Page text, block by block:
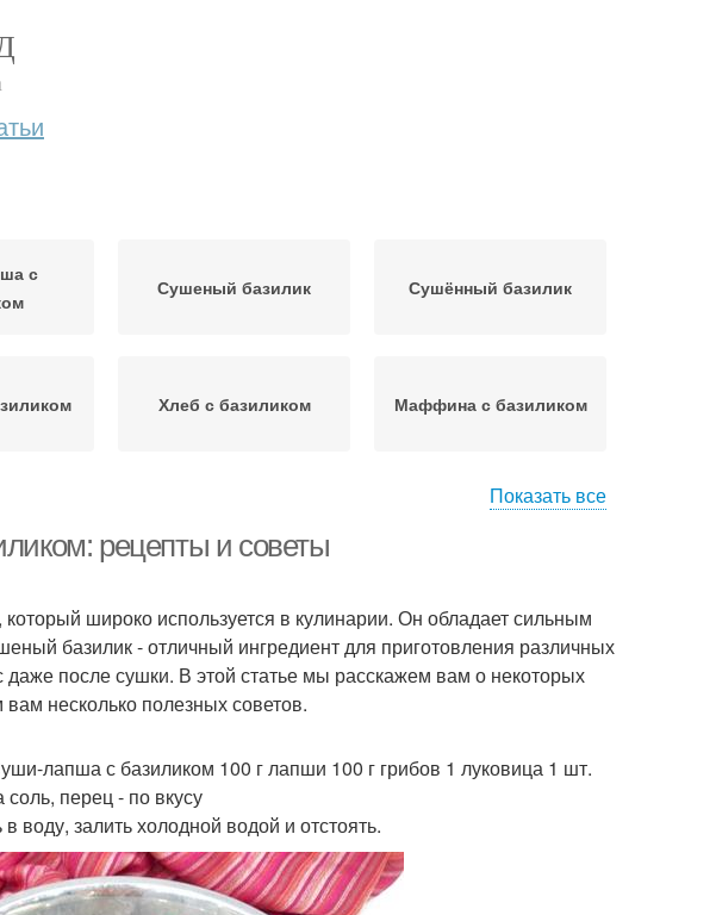
с
Сушеный базилик Сушённый базилик
Хлеб с базиликом Маффина с базиликом
Базилик в домашних
Базилик с уксусом Заготовка из базилика
Использование в
кулинарии
Показать все
рецепты и советы
широко используется в кулинарии. Он обладает сильным
базилик - отличный ингредиент для приготовления различных
даже после сушки. В этой статье мы расскажем вам о некоторых
несколько полезных советов.
лапша с базиликом 100 г лапши 100 г грибов 1 луковица 1 шт.
перец - по вкусу
воду, залить холодной водой и отстоять.